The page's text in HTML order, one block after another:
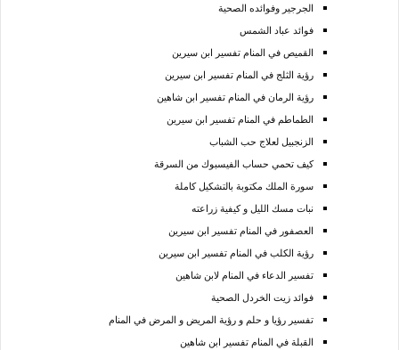
الجرجير وفوائده الصحية
فوائد عباد الشمس
القميص في المنام تفسير ابن سيرين
رؤية الثلج في المنام تفسير ابن سيرين
رؤية الرمان في المنام تفسير ابن شاهين
الطماطم في المنام تفسير ابن سيرين
الزنجبيل لعلاج حب الشباب
كيف تحمي حساب الفيسبوك من السرقة
سورة الملك مكتوبة بالتشكيل كاملة
نبات مسك الليل و كيفية زراعته
العصفور في المنام تفسير ابن سيرين
رؤية الكلب في المنام تفسير ابن سيرين
تفسير الدعاء في المنام لابن شاهين
فوائد زيت الخردل الصحية
تفسير رؤيا و حلم و رؤية المريض و المرض في المنام
القبلة في المنام تفسير ابن شاهين